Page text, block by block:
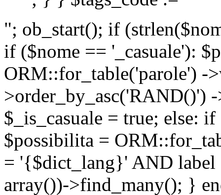
"; ob_start(); if
if ($nome == '_casuale'):
ORM::for_table('parole') -
>order_by_asc('RAND()')
$_is_casuale = true; else:
$possibilita =
= '{$dict_lang}' AND
array())->find_many(); }